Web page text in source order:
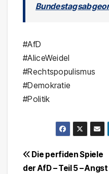
#AfD
#AliceWeidel
#Rechtspopulismus
#Demokratie
#Politik
Die perfiden Spiele
der AfD – Teil 5 – Angst